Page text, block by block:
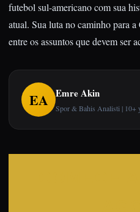
futebol sul-americano com sua
atual. Sua luta no caminho para
entre os assuntos que devem ser
EA Emre Akin
Spor & Bahis Analisti | 10+